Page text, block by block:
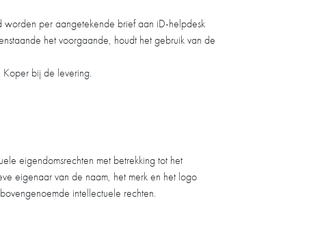
per aangetekende brief aan iD-helpdesk
het voorgaande, houdt het gebruik van de
bij de levering.
eigendomsrechten met betrekking tot het
eigenaar van de naam, het merk en het logo
intellectuele rechten.